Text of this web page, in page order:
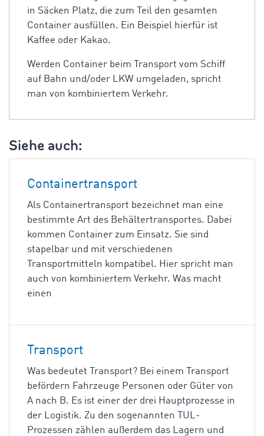
in Säcken Platz, die zum Teil den gesamten
Container ausfüllen. Ein Beispiel hierfür ist
Kaffee oder Kakao.
Werden Container beim Transport vom Schiff
auf Bahn und/oder LKW umgeladen, spricht
man von kombiniertem Verkehr.
Siehe auch:
Containertransport
Als Containertransport bezeichnet man eine
bestimmte Art des Behältertransportes. Dabei
kommen Container zum Einsatz. Sie sind
stapelbar und mit verschiedenen
Transportmitteln kompatibel. Hier spricht man
auch von kombiniertem Verkehr. Was macht
einen
Transport
Was bedeutet Transport? Bei einem Transport
befördern Fahrzeuge Personen oder Güter von
A nach B. Es ist einer der drei Hauptprozesse in
der Logistik. Zu den sogenannten TUL-
Prozessen zählen außerdem das Lagern und